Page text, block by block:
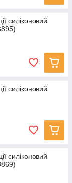
силіконовий
силіконовий
силіконовий